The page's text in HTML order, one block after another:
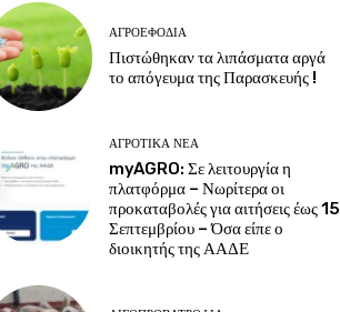
ΑΓΡΟΕΦΌΔΙΑ
Πιστώθηκαν τα λιπάσματα αργά
το απόγευμα της Παρασκευής !
ΑΓΡΟΤΙΚΆ ΝΈΑ
myAGRO: Σε λειτουργία η
πλατφόρμα – Νωρίτερα οι
προκαταβολές για αιτήσεις έως 15
Σεπτεμβρίου – Όσα είπε ο
διοικητής της ΑΑΔΕ